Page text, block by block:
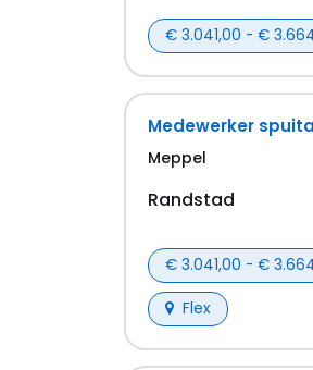
€ 3.041,00 - €
Medewerker
Meppel
Randstad
€ 3.041,00 - €
Flex